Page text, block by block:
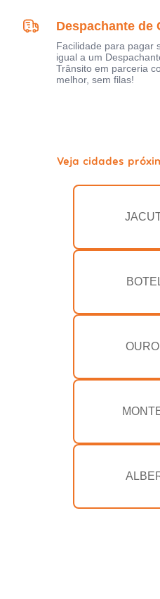
Despachante de
Facilidade para pagar
igual a um
Trânsito em parceria
melhor, sem filas!
Veja cidades